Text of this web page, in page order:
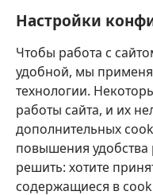
Настройки
Чтобы работа с
удобной, мы
технологии.
работы сайта, и их
дополнительных
повышения
решить: хотите
содержащиеся в
с их состоянием, желаниями,
Не все перечисленные методы
Для пациентов. Всегда
квалифицированному
вашим состоянием здоровья
проконсультируйтесь с врачом.
Использование данного сайта
Настроить внешний